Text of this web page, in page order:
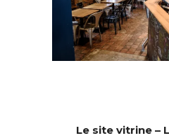
Le site vitrine –